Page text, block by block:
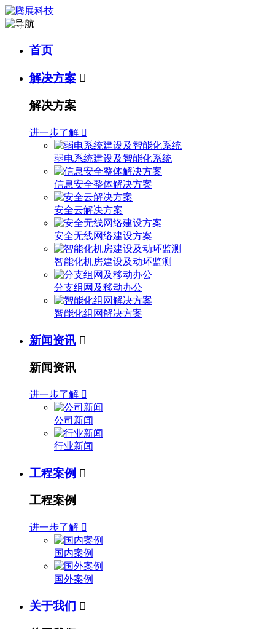
首页
解决方案 
解决方案
进一步了解 
弱电系统建设及智能化系统
信息安全整体解决方案
安全云解决方案
安全无线网络建设方案
智能化机房建设及动环监测
分支组网及移动办公
智能化组网解决方案
新闻资讯 
新闻资讯
进一步了解 
公司新闻
行业新闻
工程案例 
工程案例
进一步了解 
国内案例
国外案例
关于我们 